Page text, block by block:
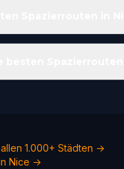
1.000+ Städten →
Nice →